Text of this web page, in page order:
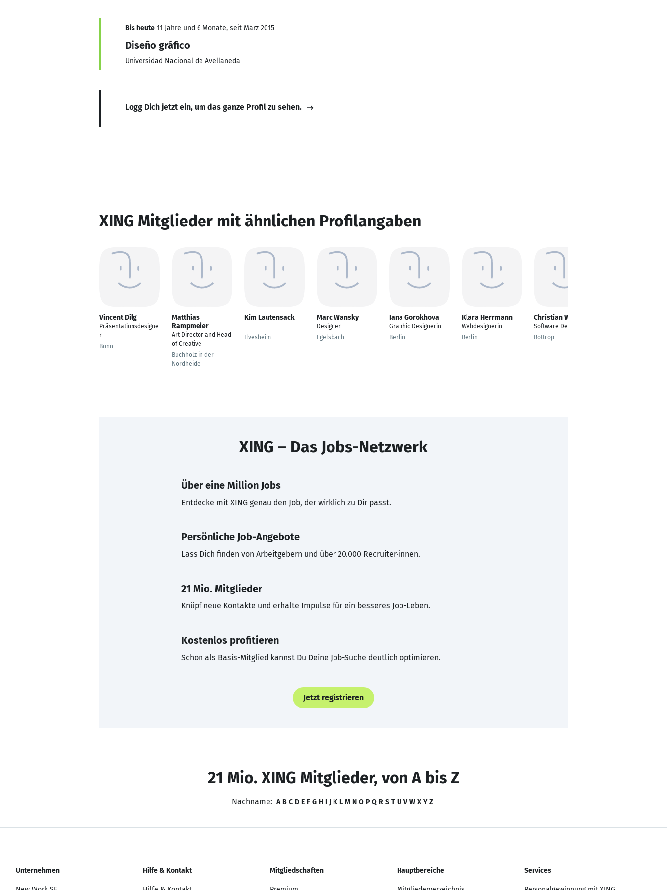
Bis heute 11 Jahre und 6 Monate, seit März 2015
Diseño gráfico
Universidad Nacional de Avellaneda
Logg Dich jetzt ein, um das ganze Profil zu sehen.
XING Mitglieder mit ähnlichen Profilangaben
Vincent Dilg
Präsentationsdesigne
r
Bonn
Matthias
Rampmeier
Art Director and Head
of Creative
Buchholz in der
Nordheide
Kim Lautensack
---
Ilvesheim
Marc Wansky
Designer
Egelsbach
Iana Gorokhova
Graphic Designerin
Berlin
Klara Herrmann
Webdesignerin
Berlin
Christian Walter
Software Developer
Bottrop
XING – Das Jobs-Netzwerk
Über eine Million Jobs
Entdecke mit XING genau den Job, der wirklich zu Dir passt.
Persönliche Job-Angebote
Lass Dich finden von Arbeitgebern und über 20.000 Recruiter·innen.
21 Mio. Mitglieder
Knüpf neue Kontakte und erhalte Impulse für ein besseres Job-Leben.
Kostenlos profitieren
Schon als Basis-Mitglied kannst Du Deine Job-Suche deutlich optimieren.
Jetzt registrieren
21 Mio. XING Mitglieder, von A bis Z
Nachname: A B C D E F G H I J K L M N O P Q R S T U V W X Y Z
Unternehmen Hilfe & Kontakt Mitgliedschaften Hauptbereiche Services